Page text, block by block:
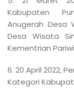
Kabupaten
Anugerah Desa
Desa Wisata
Kementrian
6. 20 April 2022,
Kategori